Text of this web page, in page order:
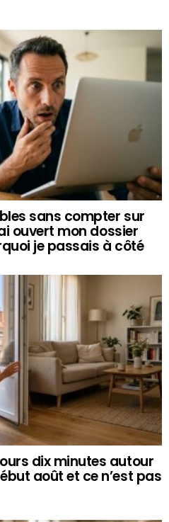
sans compter sur
ouvert mon dossier
je passais à côté
dix minutes autour
août et ce n’est pas